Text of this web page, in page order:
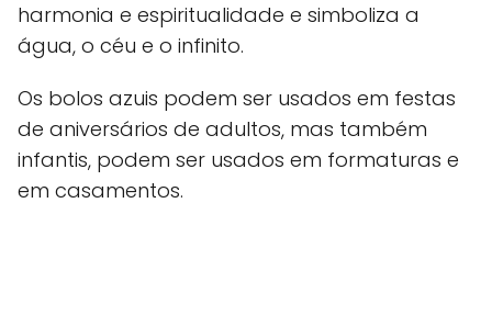
harmonia e espiritualidade e simboliza a
água, o céu e o infinito.
Os bolos azuis podem ser usados em festas
de aniversários de adultos, mas também
infantis, podem ser usados em formaturas e
em casamentos.